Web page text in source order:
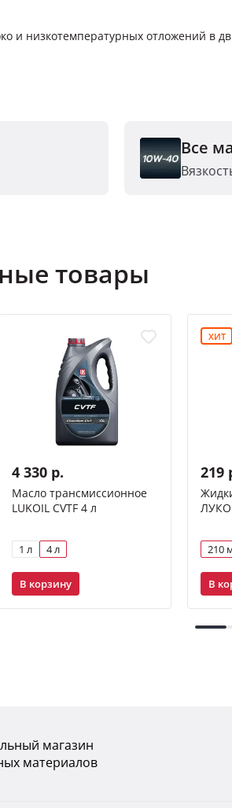
и низкотемпературных отложений в
Все
товары
4 330 р.
Масло трансмиссионное
LUKOIL CVTF 4 л
1 л 4 л
В корзину
ХИТ
219
210
В
магазин
материалов